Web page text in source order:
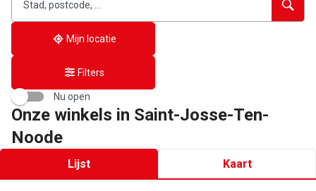
Mijn locatie
Filters
Nu open
Onze winkels in Saint-Josse-Ten-
Noode
Lijst Kaart